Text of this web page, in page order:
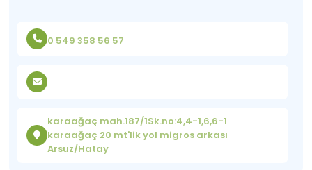
0 549 358 56 57
karaağaç mah.187/1Sk.no:4,4-1,6,6-1
karaağaç 20 mt'lik yol migros arkası
Arsuz/Hatay